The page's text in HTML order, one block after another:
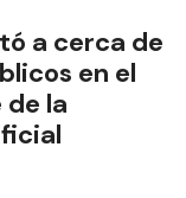
a cerca de
en el
de la